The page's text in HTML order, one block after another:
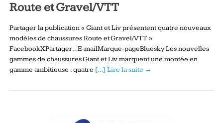
Route et Gravel/VTT
Partager la publication « Giant et Liv présentent quatre nouveaux
modèles de chaussures Route et Gravel/VTT »
FacebookXPartager…E-mailMarque-pageBluesky Les nouvelles
gammes de chaussures Giant et Liv marquent une montée en
gamme ambitieuse : quatre […] Lire la suite →